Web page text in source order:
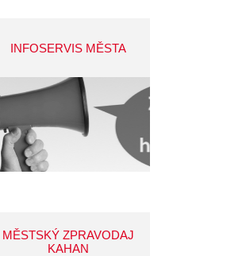
INFOSERVIS MĚSTA
MĚSTSKÝ ZPRAVODAJ
KAHAN